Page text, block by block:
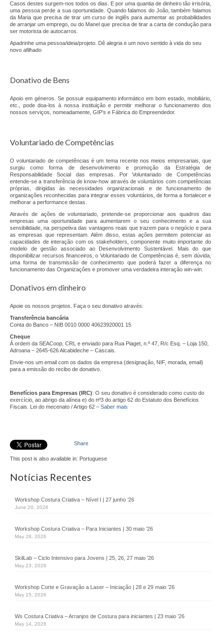
Branding You
Animação Territorial
CLDS 4G
CLDS Invest3Gerações
Ás de Marvila
Clube de Pais
Consultoria & Investigação
Consultoria
Pro Bono
Pro Bono Portugal
Linhas sobre Rodas
Fábrica do Empreendedor
FE Agualva-Cacém
FE Algueirão Mem-Martins
FE Chamusca
FE Elvas
FE Lagoa
FE Lisboa
FE Santa Maria Maior
FE Vila Franca de Xira
Casos destes surgem-nos todos os dias. E por uma quantia de dinheiro tão irrisória,
uma pessoa perde a sua oportunidade. Quando falamos do João, também falamos
da Maria que precisa de tirar um curso de inglês para aumentar as probabilidades
de arranjar um emprego, ou do Manel que precisa de tirar a carta de condução para
ser motorista de autocarros.
Apadrinhe uma pessoa/ideia/projeto. Dê alegria e um novo sentido à vida do seu
novo afilhado
Donativo de Bens
Apoio em géneros. Se possuir equipamento informático em bom estado, mobiliário,
etc., pode doa-los à nossa instituição e permitir melhorar o funcionamento dos
nossos serviços, nomeadamente, GIP’s e Fábrica do Empreendedor.
Voluntariado de Competências
O voluntariado de competências é um tema recente nos meios empresariais, que
surgiu como forma de desenvolvimento e promoção da Estratégia de
Responsabilidade Social das empresas. Por Voluntariado de Competências
entende-se a transferência de know-how através de voluntários com competências
próprias, dirigidas às necessidades organizacionais e de funcionamento de
organizações reconhecidas para integrar esses voluntários, de forma a fortalecer e
melhorar a performance destas.
Através de ações de voluntariado, pretende-se proporcionar aos quadros das
empresas uma oportunidade para aumentarem o seu conhecimento e a sua
sensibilidade, na perspetiva das vantagens reais que trazem para o negócio e para
as empresas que representam. Além disso, estas ações permitem potenciar as
capacidades de interação com os stakeholders, componente muito importante do
modelo de gestão associado ao Desenvolvimento Sustentável. Mais do que
disponibilizar recursos financeiros, o Voluntariado de Competências é, sem dúvida,
uma forma de transmissão de conhecimento que poderá fazer a diferença no
funcionamento das Organizações e promover uma verdadeira interação win-win.
Donativos em dinheiro
Apoie os nossos projetos. Faça o seu donativo através:
Transferência bancária
Conta do Banco – NIB 0010 0000 40623920001 15
Cheque
Á ordem da SEACoop, CRL e enviado para Rua Piaget, n.º 47, R/c Esq. – Loja 150,
Adroana – 2645-626 Alcabideche – Cascais.
Envie-nos um email com os dados da empresa (designação, NIF, morada, email)
para a emissão do recibo de donativo.
Benefícios para Empresas (IRC): O seu donativo é considerado como custo do
exercício, ao abrigo da alínea e) do nº3 do artigo 62 do Estatuto dos Benefícios
Fiscais. Lei do mecenato / Artigo 62 – Saber mais
Share
This post is also available in: Portuguese
Notícias Recentes
Workshop Costura Criativa – Nível I | 27 junho ’26
June 20, 2026
Workshop Costura Criativa – Para Iniciantes | 30 maio ’26
May 28, 2026
SkilLab – Ciclo Intensivo para Jovens | 25, 26, 27 maio ’26
May 23, 2026
Workshop Corte e Gravação a Laser – Iniciação | 28 e 29 maio ’26
May 15, 2026
Ws Costura Criativa – Arranjos de Costura para iniciantes | 23 maio ’26
May 14, 2026